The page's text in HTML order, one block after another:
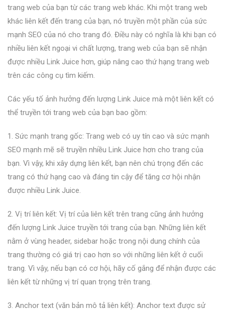
trang web của bạn từ các trang web khác. Khi một trang web
khác liên kết đến trang của bạn, nó truyền một phần của sức
mạnh SEO của nó cho trang đó. Điều này có nghĩa là khi bạn có
nhiều liên kết ngoại vi chất lượng, trang web của bạn sẽ nhận
được nhiều Link Juice hơn, giúp nâng cao thứ hạng trang web
trên các công cụ tìm kiếm.
Các yếu tố ảnh hưởng đến lượng Link Juice mà một liên kết có
thể truyền tới trang web của bạn bao gồm:
1. Sức mạnh trang gốc: Trang web có uy tín cao và sức mạnh
SEO mạnh mẽ sẽ truyền nhiều Link Juice hơn cho trang của
bạn. Vì vậy, khi xây dựng liên kết, bạn nên chú trọng đến các
trang có thứ hạng cao và đáng tin cậy để tăng cơ hội nhận
được nhiều Link Juice.
2. Vị trí liên kết: Vị trí của liên kết trên trang cũng ảnh hưởng
đến lượng Link Juice truyền tới trang của bạn. Những liên kết
nằm ở vùng header, sidebar hoặc trong nội dung chính của
trang thường có giá trị cao hơn so với những liên kết ở cuối
trang. Vì vậy, nếu bạn có cơ hội, hãy cố gắng để nhận được các
liên kết từ những vị trí quan trọng trên trang.
3. Anchor text (văn bản mô tả liên kết): Anchor text được sử